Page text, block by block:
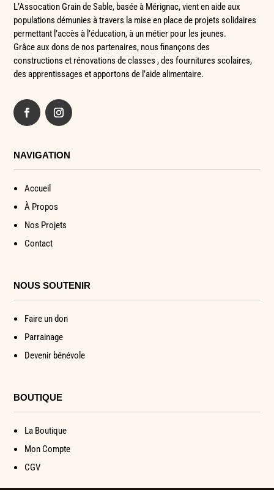
L’Assocation Grain de Sable, basée à Mérignac, vient en aide aux
populations démunies à travers la mise en place de projets solidaires
permettant l’accès à l’éducation, à un métier pour les jeunes.
Grâce aux dons de nos partenaires, nous finançons des
constructions et rénovations de classes , des fournitures scolaires,
des apprentissages et apportons de l’aide alimentaire.
NAVIGATION
Accueil
À Propos
Nos Projets
Contact
NOUS SOUTENIR
Faire un don
Parrainage
Devenir bénévole
BOUTIQUE
La Boutique
Mon Compte
CGV